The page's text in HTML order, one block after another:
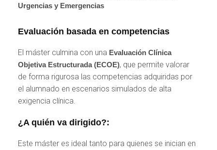
Urgencias y Emergencias
Evaluación basada en competencias
El máster culmina con una Evaluación Clínica
Objetiva Estructurada (ECOE), que permite valorar
de forma rigurosa las competencias adquiridas por
el alumnado en escenarios simulados de alta
exigencia clínica.
¿A quién va dirigido?:
Este máster es ideal tanto para quienes se inician en